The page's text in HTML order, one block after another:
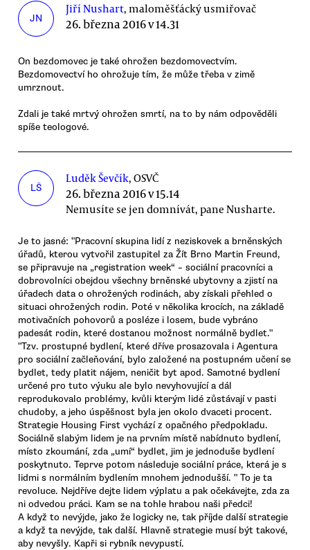
JN
Jiří Nushart, maloměšťácký usmiřovač
26. března 2016 v 14.31
On bezdomovec je také ohrožen bezdomovectvím.
Bezdomovectví ho ohrožuje tím, že může třeba v zimě
umrznout.
Zdali je také mrtvý ohrožen smrtí, na to by nám odpověděli
spíše teologové.
LŠ
Luděk Ševčík, OSVČ
26. března 2016 v 15.14
Nemusíte se jen domnívát, pane Nusharte.
Je to jasné: "Pracovní skupina lidí z neziskovek a brněnských
úřadů, kterou vytvořil zastupitel za Žít Brno Martin Freund,
se připravuje na „registration week“ – sociální pracovníci a
dobrovolníci obejdou všechny brněnské ubytovny a zjistí na
úřadech data o ohrožených rodinách, aby získali přehled o
situaci ohrožených rodin. Poté v několika krocích, na základě
motivačních pohovorů a posléze i losem, bude vybráno
padesát rodin, které dostanou možnost normálně bydlet."
"Tzv. prostupné bydlení, které dříve prosazovala i Agentura
pro sociální začleňování, bylo založené na postupném učení se
bydlet, tedy platit nájem, neničit byt apod. Samotné bydlení
určené pro tuto výuku ale bylo nevyhovující a dál
reprodukovalo problémy, kvůli kterým lidé zůstávají v pasti
chudoby, a jeho úspěšnost byla jen okolo dvaceti procent.
Strategie Housing First vychází z opačného předpokladu.
Sociálně slabým lidem je na prvním místě nabídnuto bydlení,
místo zkoumání, zda „umí“ bydlet, jim je jednoduše bydlení
poskytnuto. Teprve potom následuje sociální práce, která je s
lidmi s normálním bydlením mnohem jednodušší. " To je ta
revoluce. Nejdříve dejte lidem výplatu a pak očekávejte, zda za
ni odvedou práci. Kam se na tohle hrabou naši předci!
A když to nevýjde, jako že logicky ne, tak příjde další strategie
a když ta nevýjde, tak další. Hlavně strategie musí být takové,
aby nevyšly. Kapři si rybník nevypustí.